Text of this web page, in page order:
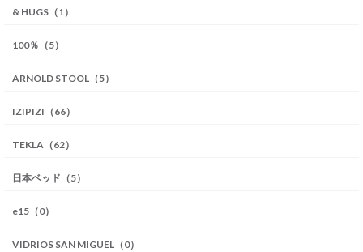
& HUGS（1）
100％（5）
ARNOLD STOOL（5）
IZIPIZI（66）
TEKLA（62）
日本ベッド（5）
e15（0）
VIDRIOS SAN MIGUEL（0）